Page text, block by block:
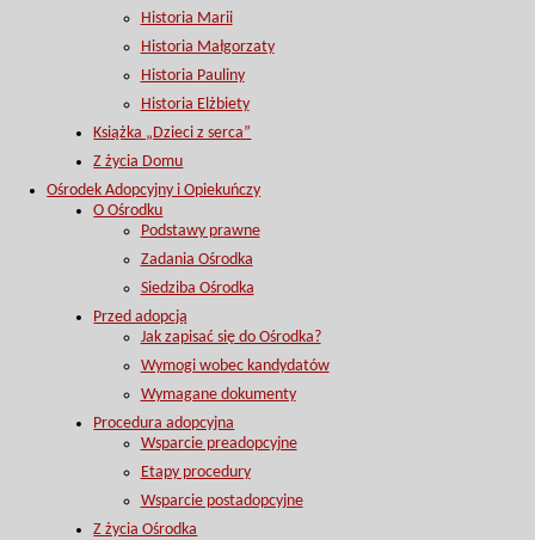
Historia Marii
Historia Małgorzaty
Historia Pauliny
Historia Elżbiety
Książka „Dzieci z serca”
Z życia Domu
Ośrodek Adopcyjny i Opiekuńczy
O Ośrodku
Podstawy prawne
Zadania Ośrodka
Siedziba Ośrodka
Przed adopcją
Jak zapisać się do Ośrodka?
Wymogi wobec kandydatów
Wymagane dokumenty
Procedura adopcyjna
Wsparcie preadopcyjne
Etapy procedury
Wsparcie postadopcyjne
Z życia Ośrodka